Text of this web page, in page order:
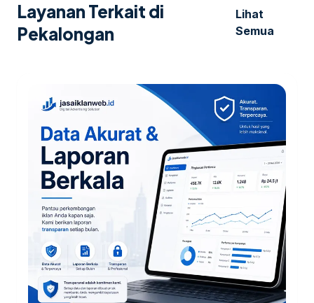
Layanan Terkait di
Pekalongan
Lihat
Semua